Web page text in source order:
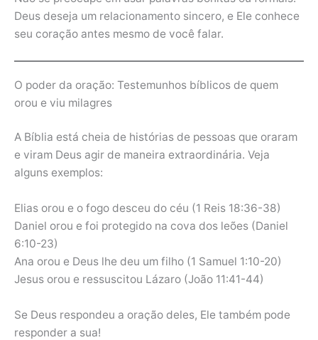
Deus deseja um relacionamento sincero, e Ele conhece
seu coração antes mesmo de você falar.
O poder da oração: Testemunhos bíblicos de quem
orou e viu milagres
A Bíblia está cheia de histórias de pessoas que oraram
e viram Deus agir de maneira extraordinária. Veja
alguns exemplos:
Elias orou e o fogo desceu do céu (1 Reis 18:36-38)
Daniel orou e foi protegido na cova dos leões (Daniel
6:10-23)
Ana orou e Deus lhe deu um filho (1 Samuel 1:10-20)
Jesus orou e ressuscitou Lázaro (João 11:41-44)
Se Deus respondeu a oração deles, Ele também pode
responder a sua!